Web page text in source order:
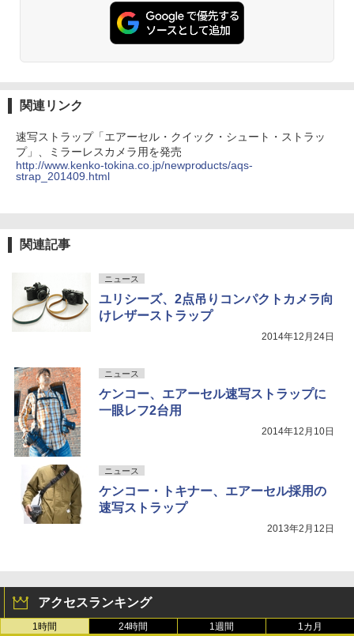
関連リンク
速写ストラップ「エアーセル・クイック・シュート・ストラッ
プ」、ミラーレスカメラ用を発売
http://www.kenko-tokina.co.jp/newproducts/aqs-
strap_201409.html
関連記事
ニュース
ユリシーズ、2点吊りコンパクトカメラ向
けレザーストラップ
2014年12月24日
ニュース
ケンコー、エアーセル速写ストラップに
一眼レフ2台用
2014年12月10日
ニュース
ケンコー・トキナー、エアーセル採用の
速写ストラップ
2013年2月12日
アクセスランキング
1時間 24時間 1週間 1カ月